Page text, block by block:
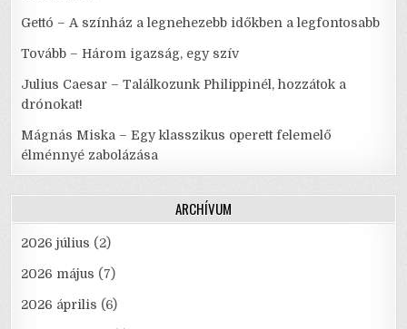
Gettó – A színház a legnehezebb időkben a legfontosabb
Tovább – Három igazság, egy szív
Julius Caesar – Találkozunk Philippinél, hozzátok a
drónokat!
Mágnás Miska – Egy klasszikus operett felemelő
élménnyé zabolázása
ARCHÍVUM
2026 július (2)
2026 május (7)
2026 április (6)